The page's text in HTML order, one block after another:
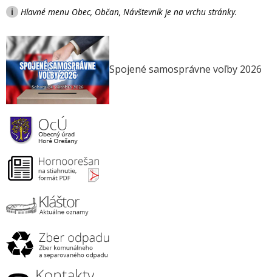
i Hlavné menu Obec, Občan, Návštevník je na vrchu stránky.
Spojené samosprávne voľby 2026